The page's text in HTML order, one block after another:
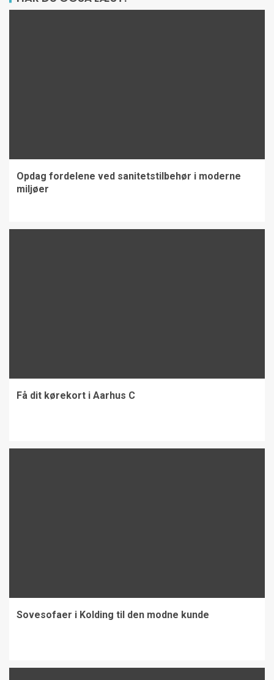
Opdag fordelene ved sanitetstilbehør i moderne
miljøer
Få dit kørekort i Aarhus C
Sovesofaer i Kolding til den modne kunde